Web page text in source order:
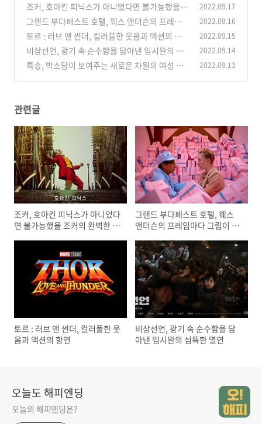
조커, 호아킨 피닉스가 아니었다면 불가능했을
조커의 완벽한 부활
(0)
2022.09.17
그랜드 부다페스트 호텔, 웨스 앤더슨의 프레임
마다 그림이 되는 순간들
(0)
2022.09.16
토르 : 러브 앤 썬더, 컬러풀한 웃음과 액션의 향
연
(0)
2022.09.15
비상선언, 광기 속 순수함을 담아낸 임시완의 섬
뜩한 열연 (0)
2022.09.14
특송, 박소담이 보여주는 새로운 차원의 여성 액
2022.09.13
관련글
조커, 호아킨 피닉스가 아니었다
면 불가능했을 조커의 완벽한 부
그랜드 부다페스트 호텔, 웨스
앤더슨의 프레임마다 그림이 되
토르 : 러브 앤 썬더, 컬러풀한 웃
음과 액션의 향연
비상선언, 광기 속 순수함을 담
아낸 임시완의 섬뜩한 열연
오늘도 해피엔딩
오늘의 해피엔딩은?